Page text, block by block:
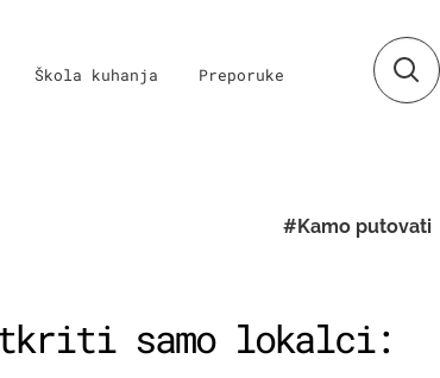
Škola kuhanja Preporuke
#Kamo putovati
samo lokalci: